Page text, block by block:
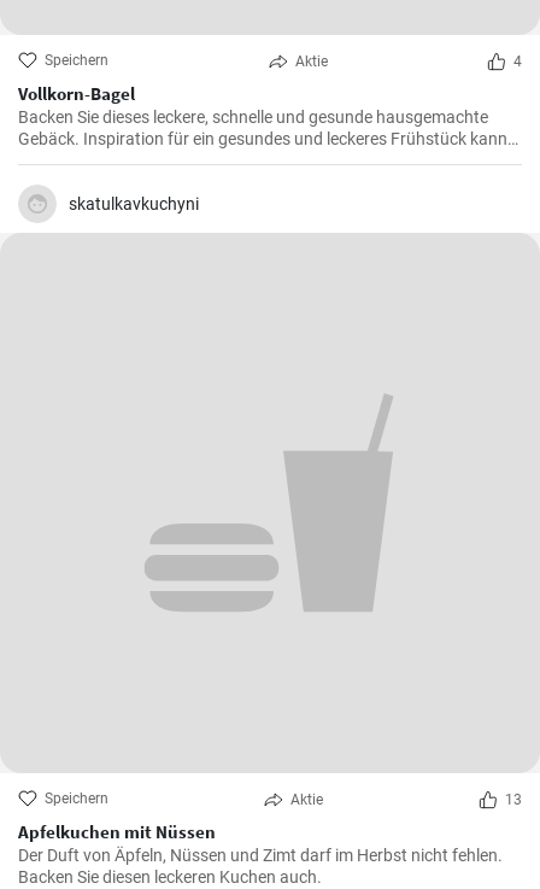
Speichern Aktie 4
Vollkorn-Bagel
Backen Sie dieses leckere, schnelle und gesunde hausgemachte
Gebäck. Inspiration für ein gesundes und leckeres Frühstück kann
man nie genug haben.
skatulkavkuchyni
Speichern Aktie 13
Apfelkuchen mit Nüssen
Der Duft von Äpfeln, Nüssen und Zimt darf im Herbst nicht fehlen.
Backen Sie diesen leckeren Kuchen auch.